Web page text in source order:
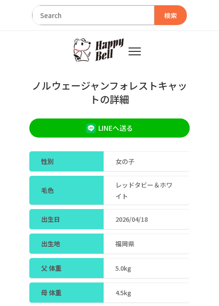
検索
ノルウェージャンフォレストキャッ
トの詳細
LINEへ送る
性別 女の子
毛色
レッドタビー＆ホワ
イト
出生日 2026/04/18
出生地 福岡県
父 体重 5.0kg
母 体重 4.5kg